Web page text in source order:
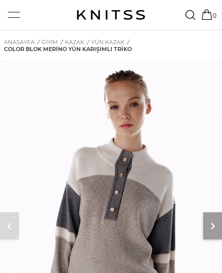
0
ANASAYFA / GİYİM / KAZAK / YÜN KAZAK /
COLOR BLOK MERINO YÜN KARIŞIMLI TRIKO